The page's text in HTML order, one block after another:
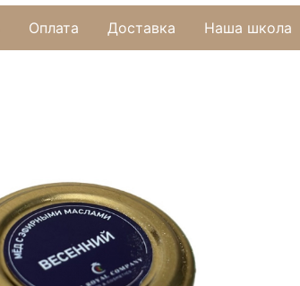
Оплата Доставка Наша школа